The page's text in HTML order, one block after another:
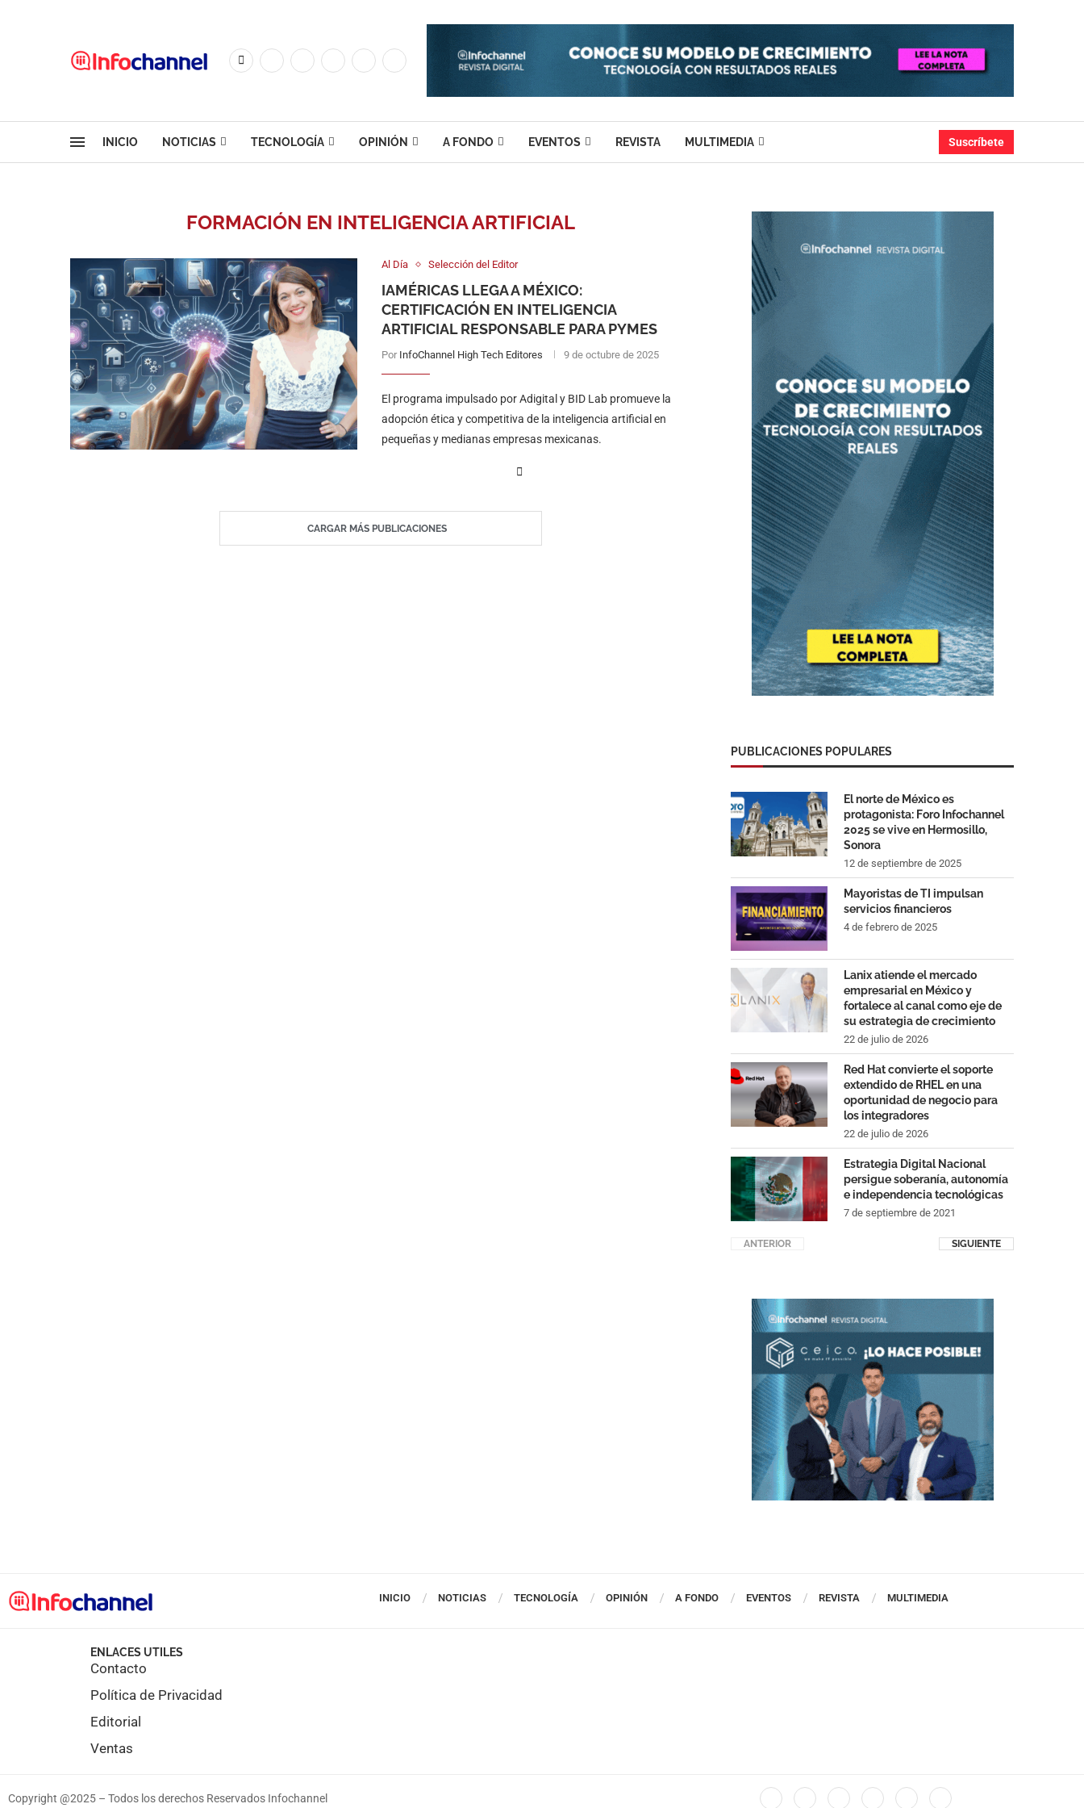
INICIO NOTICIAS TECNOLOGÍA OPINIÓN A FONDO EVENTOS REVISTA MULTIMEDIA Suscríbete
FORMACIÓN EN INTELIGENCIA ARTIFICIAL
Al Día Selección del Editor
IAMÉRICAS LLEGA A MÉXICO:
CERTIFICACIÓN EN INTELIGENCIA
ARTIFICIAL RESPONSABLE PARA PYMES
Por InfoChannel High Tech Editores 9 de octubre de 2025
El programa impulsado por Adigital y BID Lab promueve la
adopción ética y competitiva de la inteligencia artificial en
pequeñas y medianas empresas mexicanas.
CARGAR MÁS PUBLICACIONES
PUBLICACIONES POPULARES
El norte de México es
protagonista: Foro Infochannel
2025 se vive en Hermosillo,
Sonora
12 de septiembre de 2025
Mayoristas de TI impulsan
servicios financieros
4 de febrero de 2025
Lanix atiende el mercado
empresarial en México y
fortalece al canal como eje de
su estrategia de crecimiento
22 de julio de 2026
Red Hat convierte el soporte
extendido de RHEL en una
oportunidad de negocio para
los integradores
22 de julio de 2026
Estrategia Digital Nacional
persigue soberanía, autonomía
e independencia tecnológicas
7 de septiembre de 2021
ANTERIOR SIGUIENTE
INICIO NOTICIAS TECNOLOGÍA OPINIÓN A FONDO EVENTOS REVISTA MULTIMEDIA
ENLACES UTILES
Contacto
Política de Privacidad
Editorial
Ventas
Copyright @2025 – Todos los derechos Reservados Infochannel